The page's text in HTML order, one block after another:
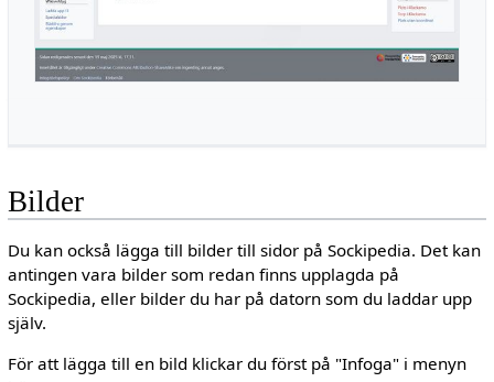
Bilder
Du kan också lägga till bilder till sidor på Sockipedia. Det kan
antingen vara bilder som redan finns upplagda på
Sockipedia, eller bilder du har på datorn som du laddar upp
själv.
För att lägga till en bild klickar du först på "Infoga" i menyn